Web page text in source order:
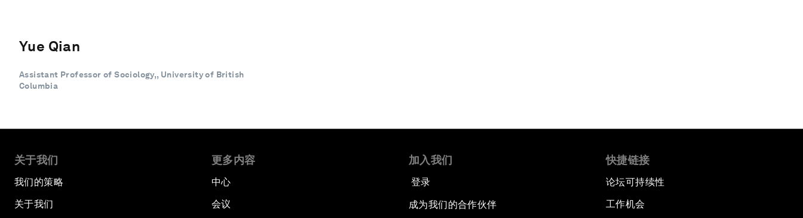
Yue Qian
Assistant Professor of Sociology,, University of British
Columbia
关于我们
我们的策略
关于我们
更多内容
中心
会议
加入我们
登录
成为我们的合作伙伴
快捷链接
论坛可持续性
工作机会